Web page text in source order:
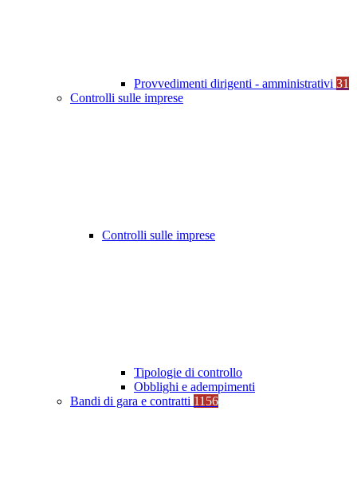
Provvedimenti dirigenti - amministrativi 31
Controlli sulle imprese
Controlli sulle imprese
Tipologie di controllo
Obblighi e adempimenti
Bandi di gara e contratti 1156